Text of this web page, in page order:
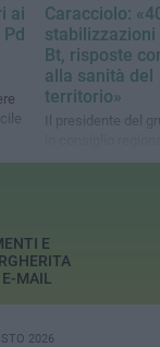
ai
Caracciolo:
stabilizzazioni
Bt, risposte
alla sanità del
territorio»
Il presidente del
«Saranno assunti a
E
MAIL
2026